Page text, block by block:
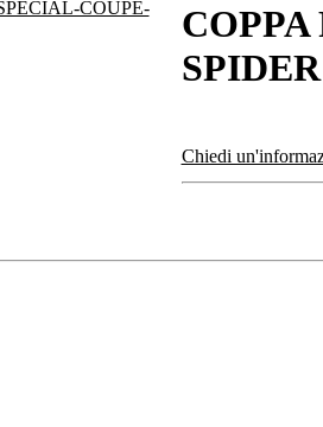
SPIDER
Chiedi